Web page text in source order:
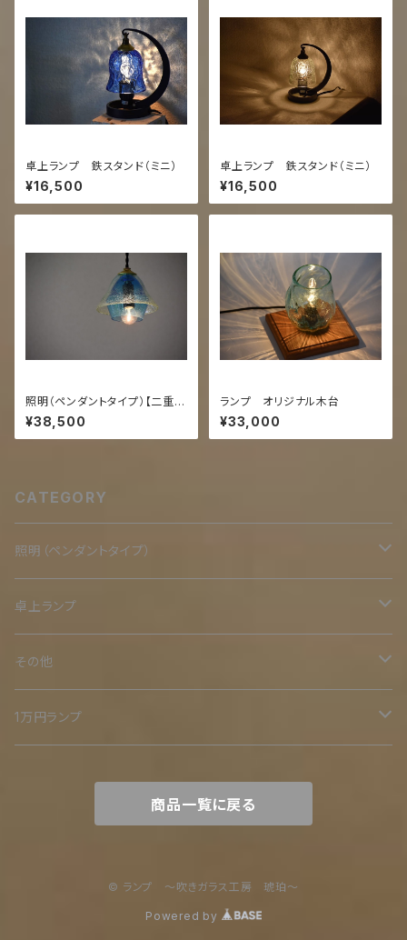
卓上ランプ 鉄スタンド（ミニ）
¥16,500
卓上ランプ 鉄スタンド（ミニ）
¥16,500
照明（ペンダントタイプ）【二重
うす泡/スカイ】
¥38,500
ランプ オリジナル木台
¥33,000
CATEGORY
照明（ペンダントタイプ）
二重
卓上ランプ
鉄スタンド
ミニ
オリジナル木台
その他
二重
1万円ランプ
商品一覧に戻る
© ランプ ～吹きガラス工房 琥珀～
Powered by